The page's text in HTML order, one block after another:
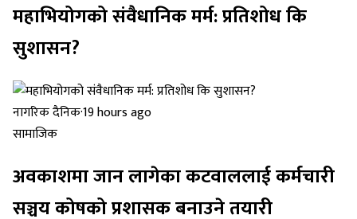
महाभियोगको संवैधानिक मर्म: प्रतिशोध कि
सुशासन?
नागरिक दैनिक·19 hours ago
सामाजिक
अवकाशमा जान लागेका कटवाललाई कर्मचारी
सञ्चय कोषको प्रशासक बनाउने तयारी